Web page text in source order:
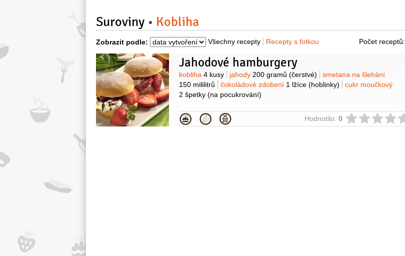
Suroviny Kobliha
Zobrazit podle: Všechny recepty Recepty s fotkou Počet receptů:
Jahodové hamburgery
Suroviny
kobliha 4 kusy jahody 200 gramů (čerstvé)
smetana na šlehání
150 mililitrů
čokoládové zdobení 1 lžíce (hoblinky)
cukr moučkový
2 špetky (na pocukrování)
Kategorie Hodnotilo: 0